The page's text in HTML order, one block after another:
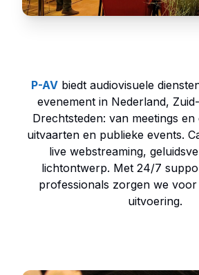
P-AVbiedt audiovisuele
evenement in Nederland,
Drechtsteden: van meetings
uitvaarten en publieke events.
live webstreaming,
lichtontwerp. Met 24/7
professionals zorgen we
uitvoering.